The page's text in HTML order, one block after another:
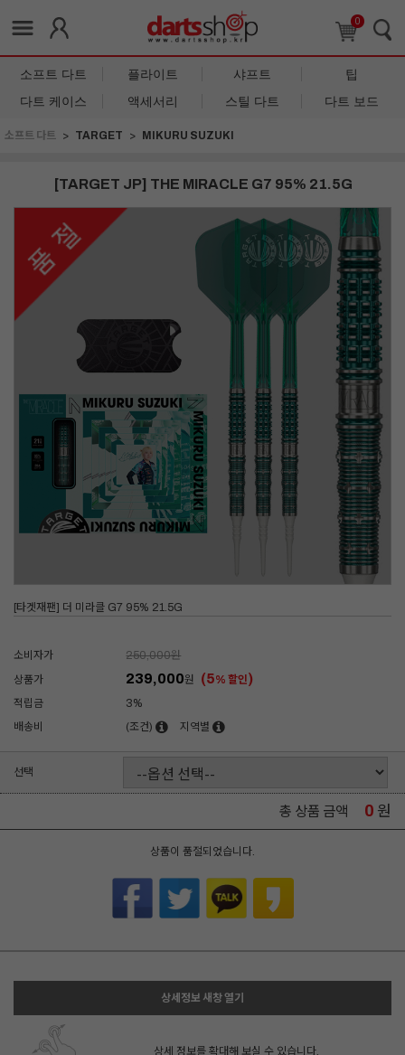
0
소프트 다트 플라이트 샤프트
팁
다트 케이스
액세서리 스틸 다트 다트 보드
소프트 다트 TARGET MIKURU SUZUKI
[TARGET JP] THE MIRACLE G7 95% 21.5G
[타겟재팬] 더 미라클 G7 95% 21.5G
소비자가 250,000원
상품가
239,000원 (5% 할인)
적립금
3%
배송비
(조건) 지역별
선택
총 상품 금액 0 원
상품이 품절되었습니다.
상세정보 새창 열기
상세 정보를 확대해 보실 수 있습니다.